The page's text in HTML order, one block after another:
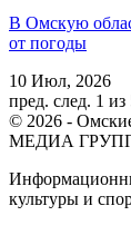
В Омскую
от погоды
10 Июл, 2026
пред. след. 1 из
© 2026 -
МЕДИА
культуры и